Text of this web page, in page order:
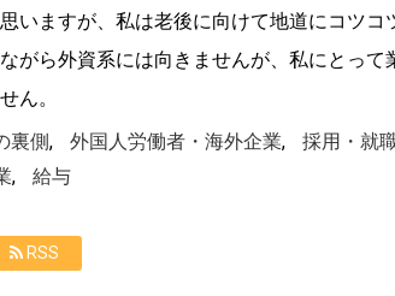
いますが、私は老後に向けて地道にコツ
がら外資系には向きませんが、私にとって
ん。
裏側, 外国人労働者・海外企業,
採用・就
, 給与
RSS